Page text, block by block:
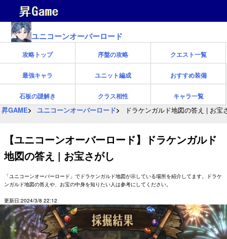
ユニコーンオーバーロード
攻略トップ 序盤の攻略 クエスト一覧
最強キャラ ユニット編成 おすすめ装備
石板の謎解き クラス相性 キャラ一覧
昇GAME ユニコーンオーバーロード ドラケンガルド地図の答え | お宝
【ユニコーンオーバーロード】ドラケンガルド
地図の答え | お宝さがし
「ユニコーンオーバーロード」でドラケンガルド地図が示している場所を紹介してます。ドラケ
ンガルド地図の答えや、お宝の中身を知りたい人は参考にしてください。
更新日:2024/3/8 22:12